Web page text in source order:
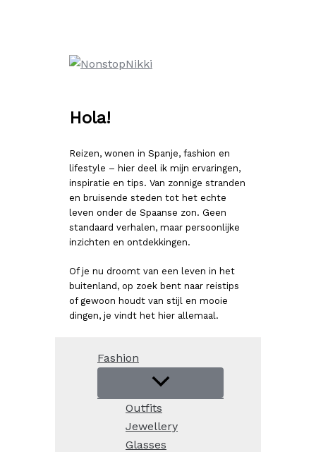
Hola!
Reizen, wonen in Spanje, fashion en
lifestyle – hier deel ik mijn ervaringen,
inspiratie en tips. Van zonnige stranden
en bruisende steden tot het echte
leven onder de Spaanse zon. Geen
standaard verhalen, maar persoonlijke
inzichten en ontdekkingen.
Of je nu droomt van een leven in het
buitenland, op zoek bent naar reistips
of gewoon houdt van stijl en mooie
dingen, je vindt het hier allemaal.
Fashion
Outfits
Jewellery
Glasses